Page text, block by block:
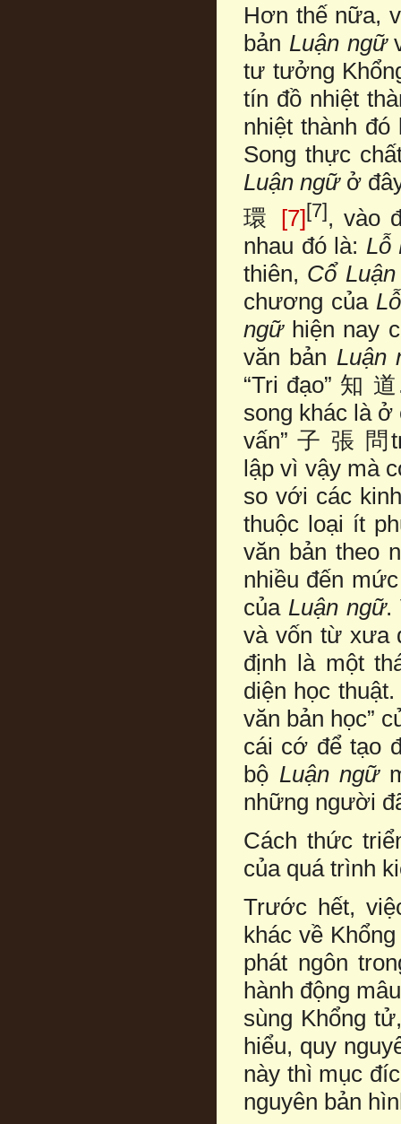
Hơn thế nữa,
bản Luận ngữ
tư tưởng
tín đồ nhiệt
nhiệt thành
Song thực
Luận ngữ ở
環 [7][7], vào
nhau đó là: Lỗ
thiên, Cổ
chương của
ngữ hiện nay
văn bản Luận
“Tri đạo” 知
song khác là
vấn” 子 張 問
lập vì vậy mà
so với các
thuộc loại ít
văn bản theo
nhiều đến
của Luận ngữ.
và vốn từ xưa
định là một
diện học
văn bản học”
cái cớ để tạo
bộ Luận ngữ
những người
Cách thức
của quá trình
Trước hết,
khác về
phát ngôn
hành động
sùng Khổng
hiểu, quy
này thì mục
nguyên bản